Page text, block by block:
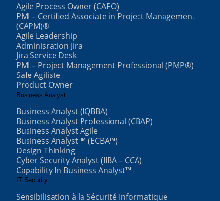
Agile Process Owner (CAPO)
PMI – Certified Associate in Project Management
(CAPM)®
Agile Leadership
Adminisration Jira
Jira Service Desk
PMI – Project Management Professional (PMP®)
Safe Agiliste
Product Owner
Business Analyst
Business Analyst (IQBBA)
Business Analyst Professional (CBAP)
Business Analyst Agile
Business Analyst ™ (ECBA™)
Design Thinking
Cyber Security Analyst (IIBA – CCA)
Capability In Business Analyst™
IT Security
Sensibilisation à la Sécurité Informatique